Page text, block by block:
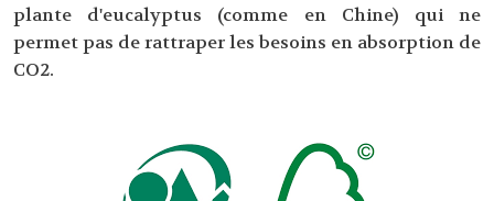
plante d'eucalyptus (comme en Chine) qui ne
permet pas de rattraper les besoins en absorption de
CO2.